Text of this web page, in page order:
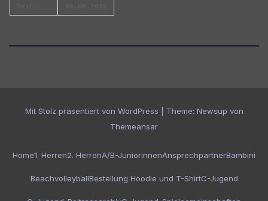
Mit Stolz präsentiert von WordPress Theme: Newsup von
Themeansar
Home1. Herren2. HerrenA/B-JuniorinnenAnsprechpartnerBambini
BeachvolleyballBestellung Hoodie und T-ShirtC-Jugend